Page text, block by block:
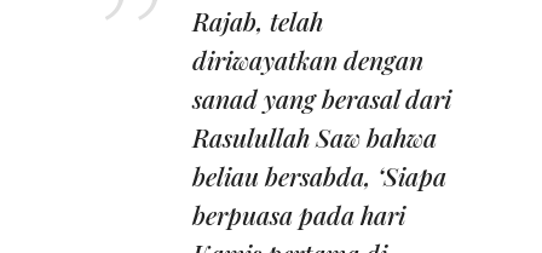
Rajab, telah
diriwayatkan dengan
sanad yang berasal dari
Rasulullah Saw bahwa
beliau bersabda, ‘Siapa
berpuasa pada hari